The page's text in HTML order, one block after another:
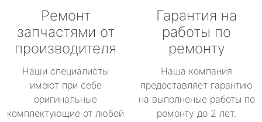
Ремонт
запчастями от
производителя
Наши специалисты
имеют при себе
оригинальные
комплектующие от любой
Гарантия на
работы по
ремонту
Наша компания
предоставляет гарантию
на выполненые работы по
ремонту до 2 лет.